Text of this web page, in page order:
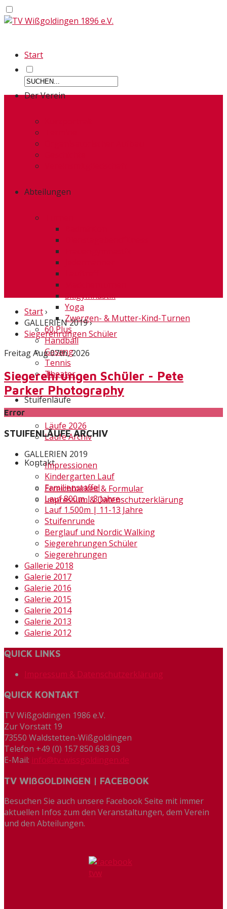
Start
Der Verein
Abteilungen
Skigymnastik
Yoga
Zwergen- & Mutter-Kind-Turnen
60 Plus
Handball
Gesang
Tennis
Theater
Stuifenläufe
Läufe 2026
Läufe Archiv
Kontakt
Erreichbarkeit & Formular
Impressum & Datenschutzerklärung
Start›
GALLERIEN 2019›
Siegerehrungen Schüler
Freitag Aug 07th, 2026
Siegerehrungen Schüler - Pete
Parker Photography
Error
STUIFENLÄUFE ARCHIV
GALLERIEN 2019
Impressionen
Kindergarten Lauf
Familienstaffel
Lauf 800m | 8 Jahre
Lauf 1.500m | 11-13 Jahre
Stuifenrunde
Berglauf und Nordic Walking
Siegerehrungen Schüler
Siegerehrungen
Gallerie 2018
Galerie 2017
Galerie 2016
Galerie 2015
Galerie 2014
Galerie 2013
Galerie 2012
QUICK LINKS
Impressum & Datenschutzerklärung
QUICK KONTAKT
TV Wißgoldingen 1986 e.V.
Zur Vorstatt 19
73550 Waldstetten-Wißgoldingen
Telefon +49 (0) 157 850 683 03
E-Mail: info@tv-wissgoldingen.de
TV WIßGOLDINGEN | FACEBOOK
Besuchen Sie auch unsere Facebook Seite mit immer
aktuellen Infos zum den Veranstaltungen, dem Verein
und den Abteilungen.